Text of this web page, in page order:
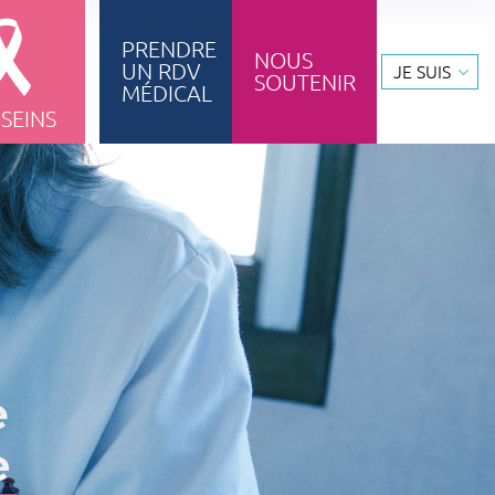
& formation
PRENDRE
UN RDV
MÉDICAL
NOUS
SOUTENIR
JE SUIS